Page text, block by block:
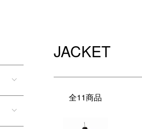
JACKET
全11商品